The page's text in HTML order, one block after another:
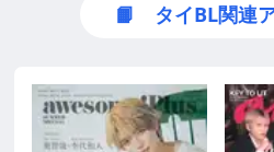
📙 タイBL関連